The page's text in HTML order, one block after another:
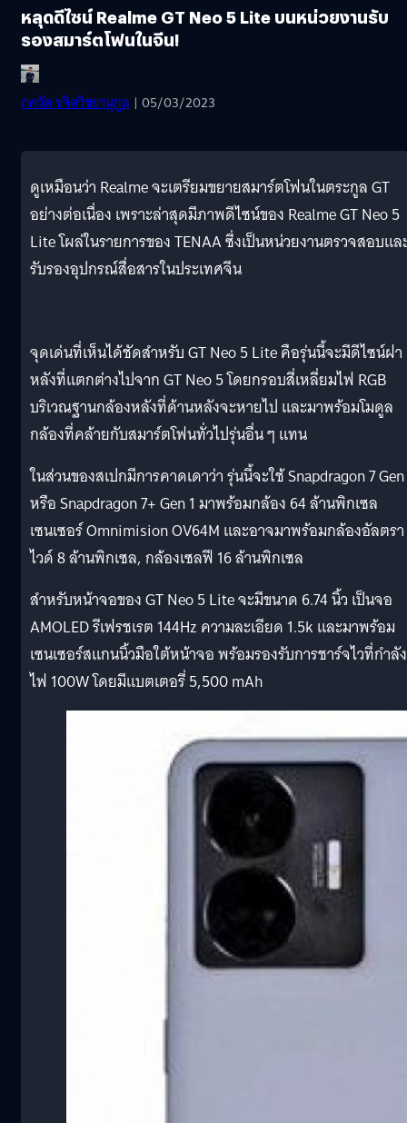
หลุดดีไซน์ Realme GT Neo 5 Lite บนหน่วยงานรับ
รองสมาร์ตโฟนในจีน!
ภควัต ขจิตวิชยานุกูล | 05/03/2023
ดูเหมือนว่า Realme จะเตรียมขยายสมาร์ตโฟนในตระกูล GT
อย่างต่อเนื่อง เพราะล่าสุดมีภาพดีไซน์ของ Realme GT Neo 5
Lite โผล่ในรายการของ TENAA ซึ่งเป็นหน่วยงานตรวจสอบแล
รับรองอุปกรณ์สื่อสารในประเทศจีน
จุดเด่นที่เห็นได้ชัดสำหรับ GT Neo 5 Lite คือรุ่นนี้จะมีดีไซน์ฝา
หลังที่แตกต่างไปจาก GT Neo 5 โดยกรอบสี่เหลี่ยมไฟ RGB
บริเวณฐานกล้องหลังที่ด้านหลังจะหายไป และมาพร้อมโมดูล
กล้องที่คล้ายกับสมาร์ตโฟนทั่วไปรุ่นอื่น ๆ แทน
ในส่วนของสเปกมีการคาดเดาว่า รุ่นนี้จะใช้ Snapdragon 7
หรือ Snapdragon 7+ Gen 1 มาพร้อมกล้อง 64 ล้านพิกเซล
เซนเซอร์ Omnimision OV64M และอาจมาพร้อมกล้องอัลตรา
ไวด์ 8 ล้านพิกเซล, กล้องเซลฟี 16 ล้านพิกเซล
สำหรับหน้าจอของ GT Neo 5 Lite จะมีขนาด 6.74 นิ้ว เป็นจอ
AMOLED รีเฟรชเรต 144Hz ความละเอียด 1.5k และมาพร้อม
เซนเซอร์สแกนนิ้วมือใต้หน้าจอ พร้อมรองรับการชาร์จไวที่กำลัง
ไฟ 100W โดยมีแบตเตอรี่ 5,500 mAh